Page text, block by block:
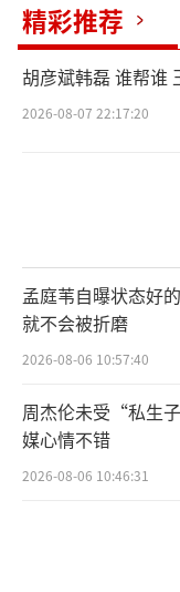
任导演、单寅
乐乐、梁超特
宾、魏晓璇、
袂主演。强大
精彩推荐
胡彦斌韩磊 谁帮谁
2026-08-07 22:17:20
孟庭苇自曝状态好
就不会被折磨
2026-08-06 10:57:40
周杰伦未受“私生
媒心情不错
2026-08-06 10:46:31